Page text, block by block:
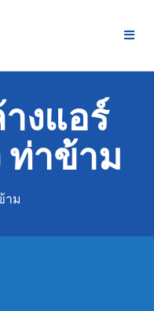
งแอร์
ท่าข้าม
าม